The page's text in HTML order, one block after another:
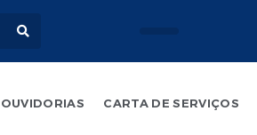
OUVIDORIAS CARTA DE SERVIÇOS